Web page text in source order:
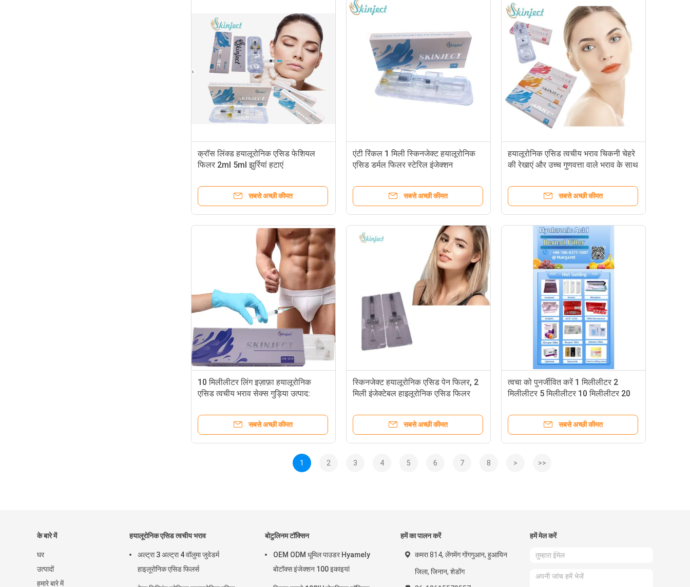
क्रॉस लिंक्ड हयालूरोनिक एसिड फेशियल
फिलर 2ml 5ml झुर्रियां हटाएं
सबसे अच्छी कीमत
एंटी रिंकल 1 मिली स्किनजेक्ट हयालूरोनिक
एसिड डर्मल फिलर स्टेरिल इंजेक्शन
सबसे अच्छी कीमत
हयालूरोनिक एसिड त्वचीय भराव चिकनी चेहरे
की रेखाएं और उच्च गुणवत्ता वाले भराव के साथ
सबसे अच्छी कीमत
10 मिलीलीटर लिंग इज़ाफ़ा हयालूरोनिक
एसिड त्वचीय भराव सेक्स गुड़िया उत्पाद:
सबसे अच्छी कीमत
स्किनजेक्ट हयालूरोनिक एसिड पेन फिलर, 2
मिली इंजेक्टेबल हाइलूरोनिक एसिड फिलर
सबसे अच्छी कीमत
त्वचा को पुनर्जीवित करें 1 मिलीलीटर 2
मिलीलीटर 5 मिलीलीटर 10 मिलीलीटर 20
सबसे अच्छी कीमत
1 2 3 4 5 6 7 8 > >>
के बारे में
घर
उत्पादों
हमारे बारे में
हयालूरोनिक एसिड त्वचीय भराव
अल्ट्रा 3 अल्ट्रा 4 वॉलुमा जुवेडर्म
हाइलूरोनिक एसिड फिलर्स
बोटुलिनम टॉक्सिन
OEM ODM धूमिल पाउडर Hyamely
बोटॉक्स इंजेक्शन 100 इकाइयां
हमें का पालन करें
कमरा 814, लेंगमेंग गोंगगुआन, हुआयिन
जिला, जिनान, शेडोंग
हमें मेल करें